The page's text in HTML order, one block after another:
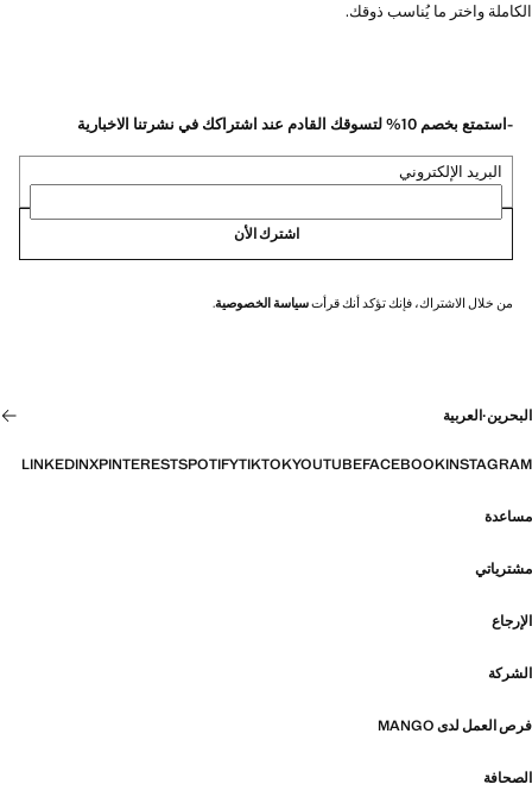
الكاملة واختر ما يُناسب ذوقك.
-استمتع بخصم 10% لتسوقك القادم عند اشتراكك في نشرتنا الاخبارية
البريد الإلكتروني
اشترك الأن
من خلال الاشتراك، فإنك تؤكد أنك قرأتسياسة الخصوصية.
البحرين·العربية
INSTAGRAM
FACEBOOK
YOUTUBE
TIKTOK
SPOTIFY
PINTEREST
X
LINKEDIN
مساعدة
مشترياتي
الإرجاع
الشركة
فرص العمل لدى MANGO
الصحافة